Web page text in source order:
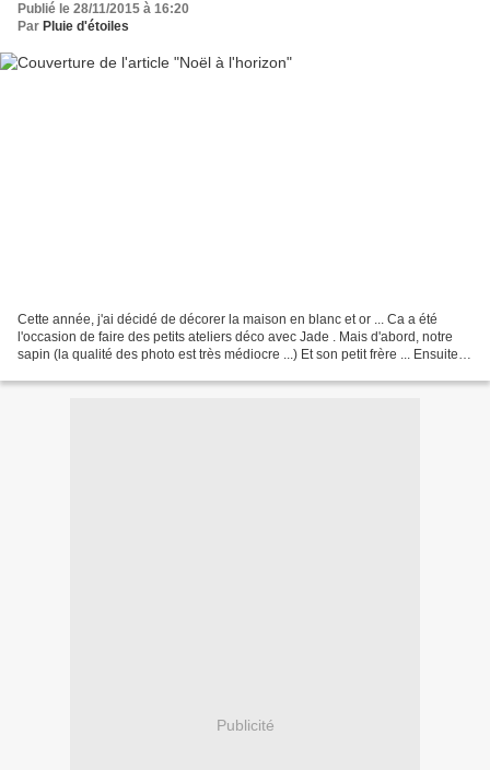
Publié le 28/11/2015 à 16:20
Par Pluie d'étoiles
Cette année, j'ai décidé de décorer la maison en blanc et or ... Ca a été
l'occasion de faire des petits ateliers déco avec Jade . Mais d'abord, notre
sapin (la qualité des photo est très médiocre ...) Et son petit frère ... Ensuite
Publicité